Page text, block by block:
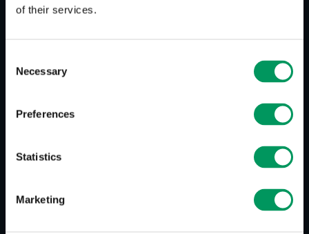
of their services.
Selection
Necessary
Preferences
Statistics
Marketing
Zurück zur Übersicht
nk konzipiert alle digitale Produkte stets als